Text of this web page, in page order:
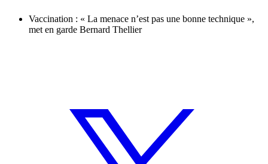
Vaccination : « La menace n’est pas une bonne technique »,
met en garde Bernard Thellier